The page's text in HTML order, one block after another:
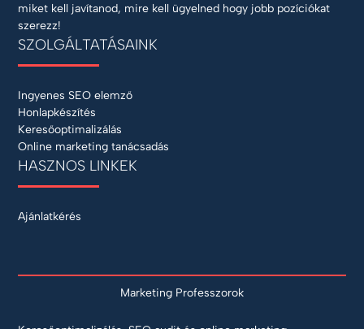
miket kell javítanod, mire kell ügyelned hogy jobb pozíciókat
szerezz!
SZOLGÁLTATÁSAINK
Ingyenes SEO elemző
Honlapkészítés
Keresőoptimalizálás
Online marketing tanácsadás
HASZNOS LINKEK
Ajánlatkérés
Marketing Professzorok